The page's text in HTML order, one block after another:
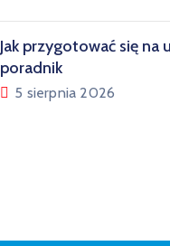
Jak przygotować się na
poradnik
5 sierpnia 2026